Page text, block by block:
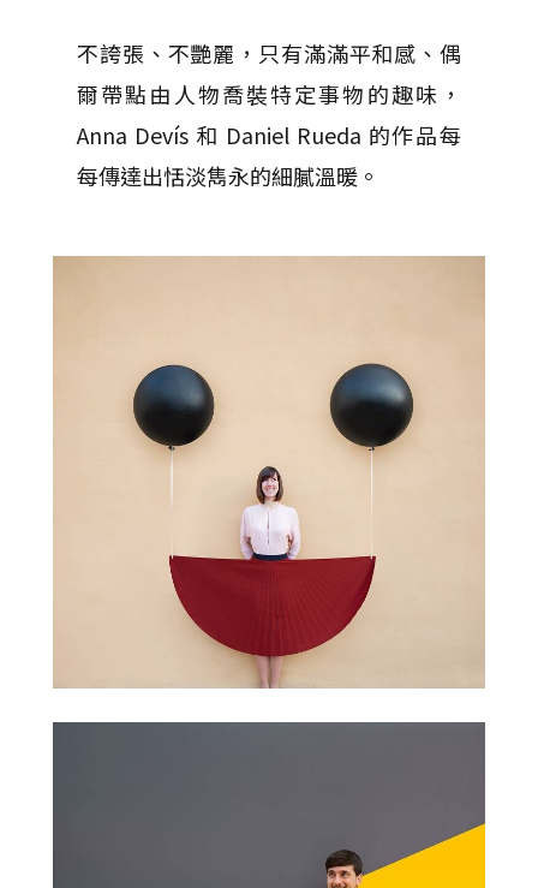
不誇張、不艷麗，只有滿滿平和感、偶
爾帶點由人物喬裝特定事物的趣味，
Anna Devís 和 Daniel Rueda 的作品每
每傳達出恬淡雋永的細膩溫暖。